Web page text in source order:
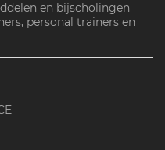
en bijscholingen
personal trainers en